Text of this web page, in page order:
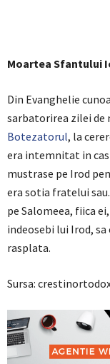
Moartea Sfantului
Din Evanghelie
sarbatorirea zilei de
Botezatorul, la
era intemnitat in
mustrase pe Irod
era sotia fratelui
pe Salomeea, fiica
indeosebi lui Irod,
rasplata.
Sursa: